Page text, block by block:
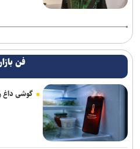
فن
گوشی داغ